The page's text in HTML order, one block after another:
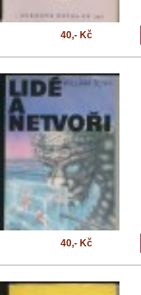
40,- Kč
40,- Kč